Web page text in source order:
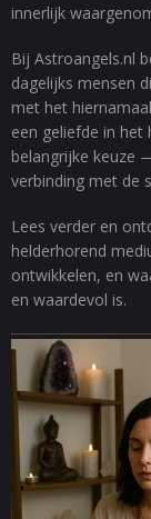
innerlijk
Bij Astroangels.nl
dagelijks mensen
met het
een geliefde in het
belangrijke keuze
verbinding met de
Lees verder en
helderhorend
ontwikkelen, en
en waardevol is.